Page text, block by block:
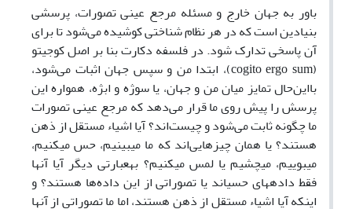
باور به جهان خارج و مسئله مرجع عینی تصورات، پرسشی
بنیادین است که در هر نظام شناختی کوشیده می‌شود تا برای
آن پاسخی تدارک شود. در فلسفه دکارت بنا بر اصل کوجیتو
(cogito ergo sum)، ابتدا من و سپس جهان اثبات می‌شود،
بااین‌حال تمایز میان من و جهان، یا سوژه و ابژه، همواره این
پرسش را پیش روی ما قرار می‌دهد که مرجع عینی تصورات
ما چگونه ثابت می‌شود و چیست‌اند؟آیا اشیاء مستقل از ذهن
هستند؟ یا همان چیزهایی
اند که ما می‎بینیم، حس می‎کنیم،
می‎بوییم، می‎چشیم یا لمس می‎کنیم؟ به‎عبارتی دیگر آیا آنها
فقط داده‎های حسی‎اند یا تصوراتی از این داده
ها هستند؟ و
اینکه آیا اشیاء مستقل از ذهن هستند، اما ما تصوراتی از آنها